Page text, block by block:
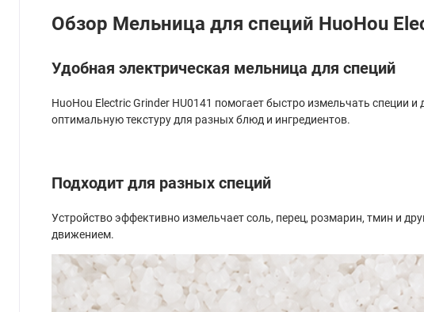
Обзор Мельница для специй HuoHou
Удобная электрическая мельница для специй
HuoHou Electric Grinder HU0141 помогает быстро измельчать специи
оптимальную текстуру для разных блюд и ингредиентов.
Подходит для разных специй
Устройство эффективно измельчает соль, перец, розмарин, тмин и
движением.